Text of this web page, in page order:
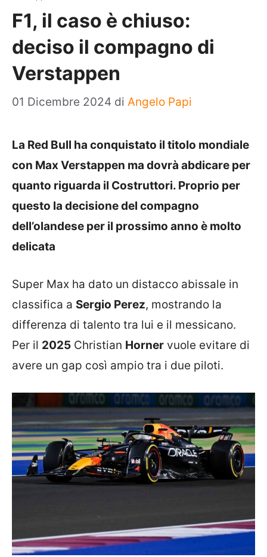
F1, il caso è chiuso:
deciso il compagno di
Verstappen
01 Dicembre 2024 di Angelo Papi
La Red Bull ha conquistato il titolo mondiale
con Max Verstappen ma dovrà abdicare per
quanto riguarda il Costruttori. Proprio per
questo la decisione del compagno
dell’olandese per il prossimo anno è molto
delicata
Super Max ha dato un distacco abissale in
classifica a Sergio Perez, mostrando la
differenza di talento tra lui e il messicano.
Per il 2025 Christian Horner vuole evitare di
avere un gap così ampio tra i due piloti.